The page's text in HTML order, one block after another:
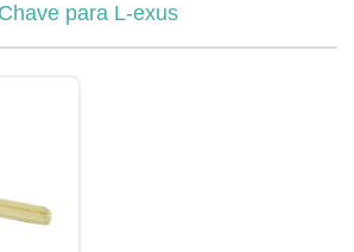
Chave para L-exus